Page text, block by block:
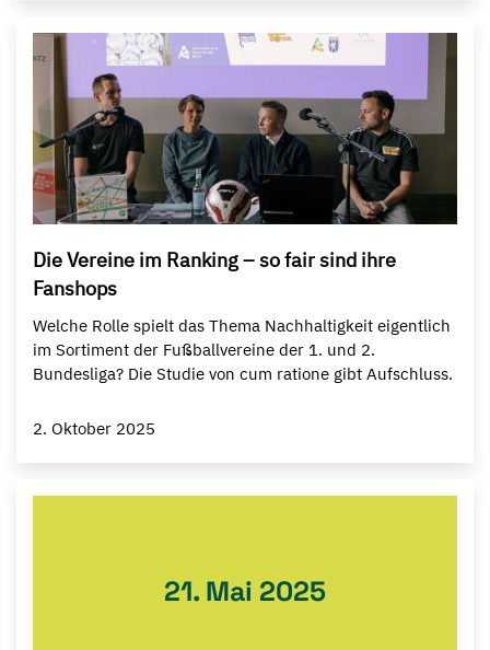
Die Vereine im Ranking – so fair sind ihre
Fanshops
Welche Rolle spielt das Thema Nachhaltigkeit eigentlich
im Sortiment der Fußballvereine der 1. und 2.
Bundesliga? Die Studie von cum ratione gibt Aufschluss.
2. Oktober 2025
21. Mai 2025